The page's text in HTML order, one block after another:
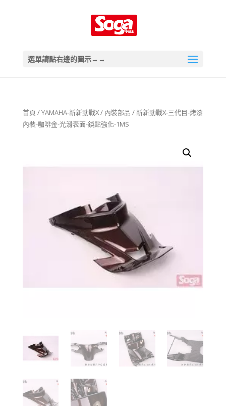
選單請點右邊的圖示→→
首頁 /YAMAHA-新新勁戰X/ 內裝部品 / 新新勁戰X-三代目-烤漆
內裝-咖啡金-光滑表面-鎖點強化-1MS